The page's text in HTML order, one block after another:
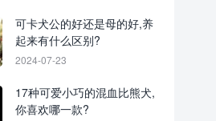
可卡犬公的好还是母的好,养
起来有什么区别?
2024-07-23
17种可爱小巧的混血比熊犬,
你喜欢哪一款?